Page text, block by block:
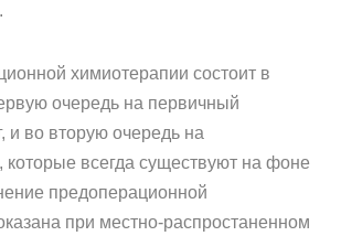
химиотерапии состоит в
очередь на первичный
и во вторую очередь на
которые всегда существуют на фоне
предоперационной
при местно-распростаненном